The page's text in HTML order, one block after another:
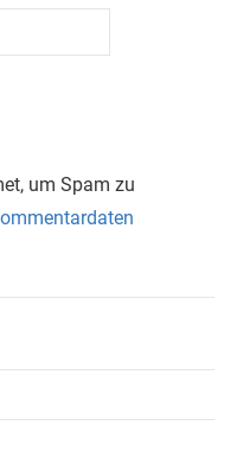
um Spam zu